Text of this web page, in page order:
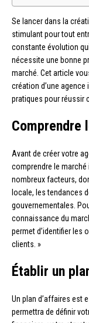
Se lancer dans la
stimulant pour tout
constante évolution
nécessite une bonne
marché. Cet article
création d’une
pratiques pour réussir
Comprendre
Avant de créer votre
comprendre le marché
nombreux facteurs,
locale, les tendances
gouvernementales.
connaissance du
permet d’identifier les
clients. »
Établir un
Un plan d’affaires est
permettra de définir